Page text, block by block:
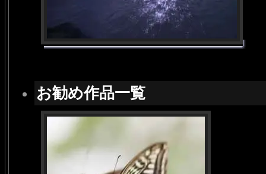
お勧め作品一覧